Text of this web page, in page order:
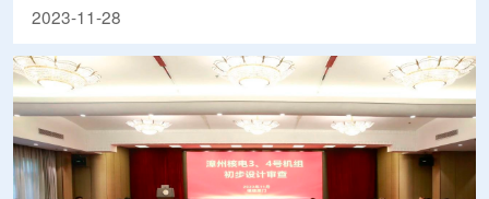
2023-11-28